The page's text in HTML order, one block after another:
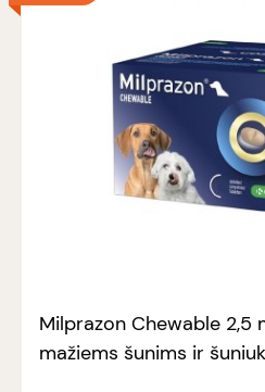
Milprazon Chewable 2,5
mažiems šunims ir